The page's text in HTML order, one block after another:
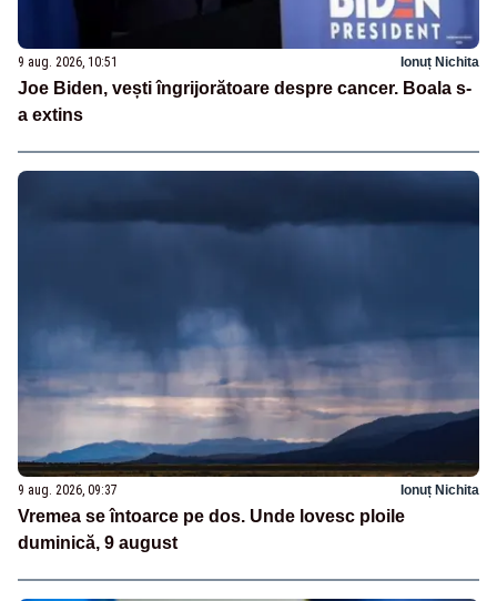
9 aug. 2026, 10:51 Ionuț Nichita
Joe Biden, vești îngrijorătoare despre cancer. Boala s-
a extins
9 aug. 2026, 09:37 Ionuț Nichita
Vremea se întoarce pe dos. Unde lovesc ploile
duminică, 9 august